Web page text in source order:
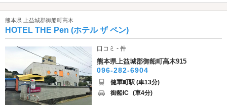
熊本県 上益城郡御船町高木
HOTEL THE Pen (ホテル ザ ペン)
口コミ - 件
熊本県上益城郡御船町高木915
096-282-6904
健軍町駅 (車13分)
御船IC (車4分)